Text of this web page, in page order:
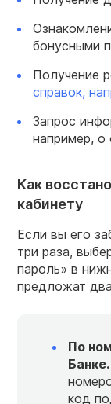
бонусными
Получение
справок,
Запрос
например, о
Как
кабинету
Если вы его
три раза,
пароль» в
предложат
По
Банке.
код